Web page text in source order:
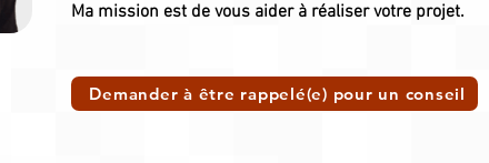
Ma mission est de vous aider à réaliser votre projet.
Demander à être rappelé(e) pour un conseil